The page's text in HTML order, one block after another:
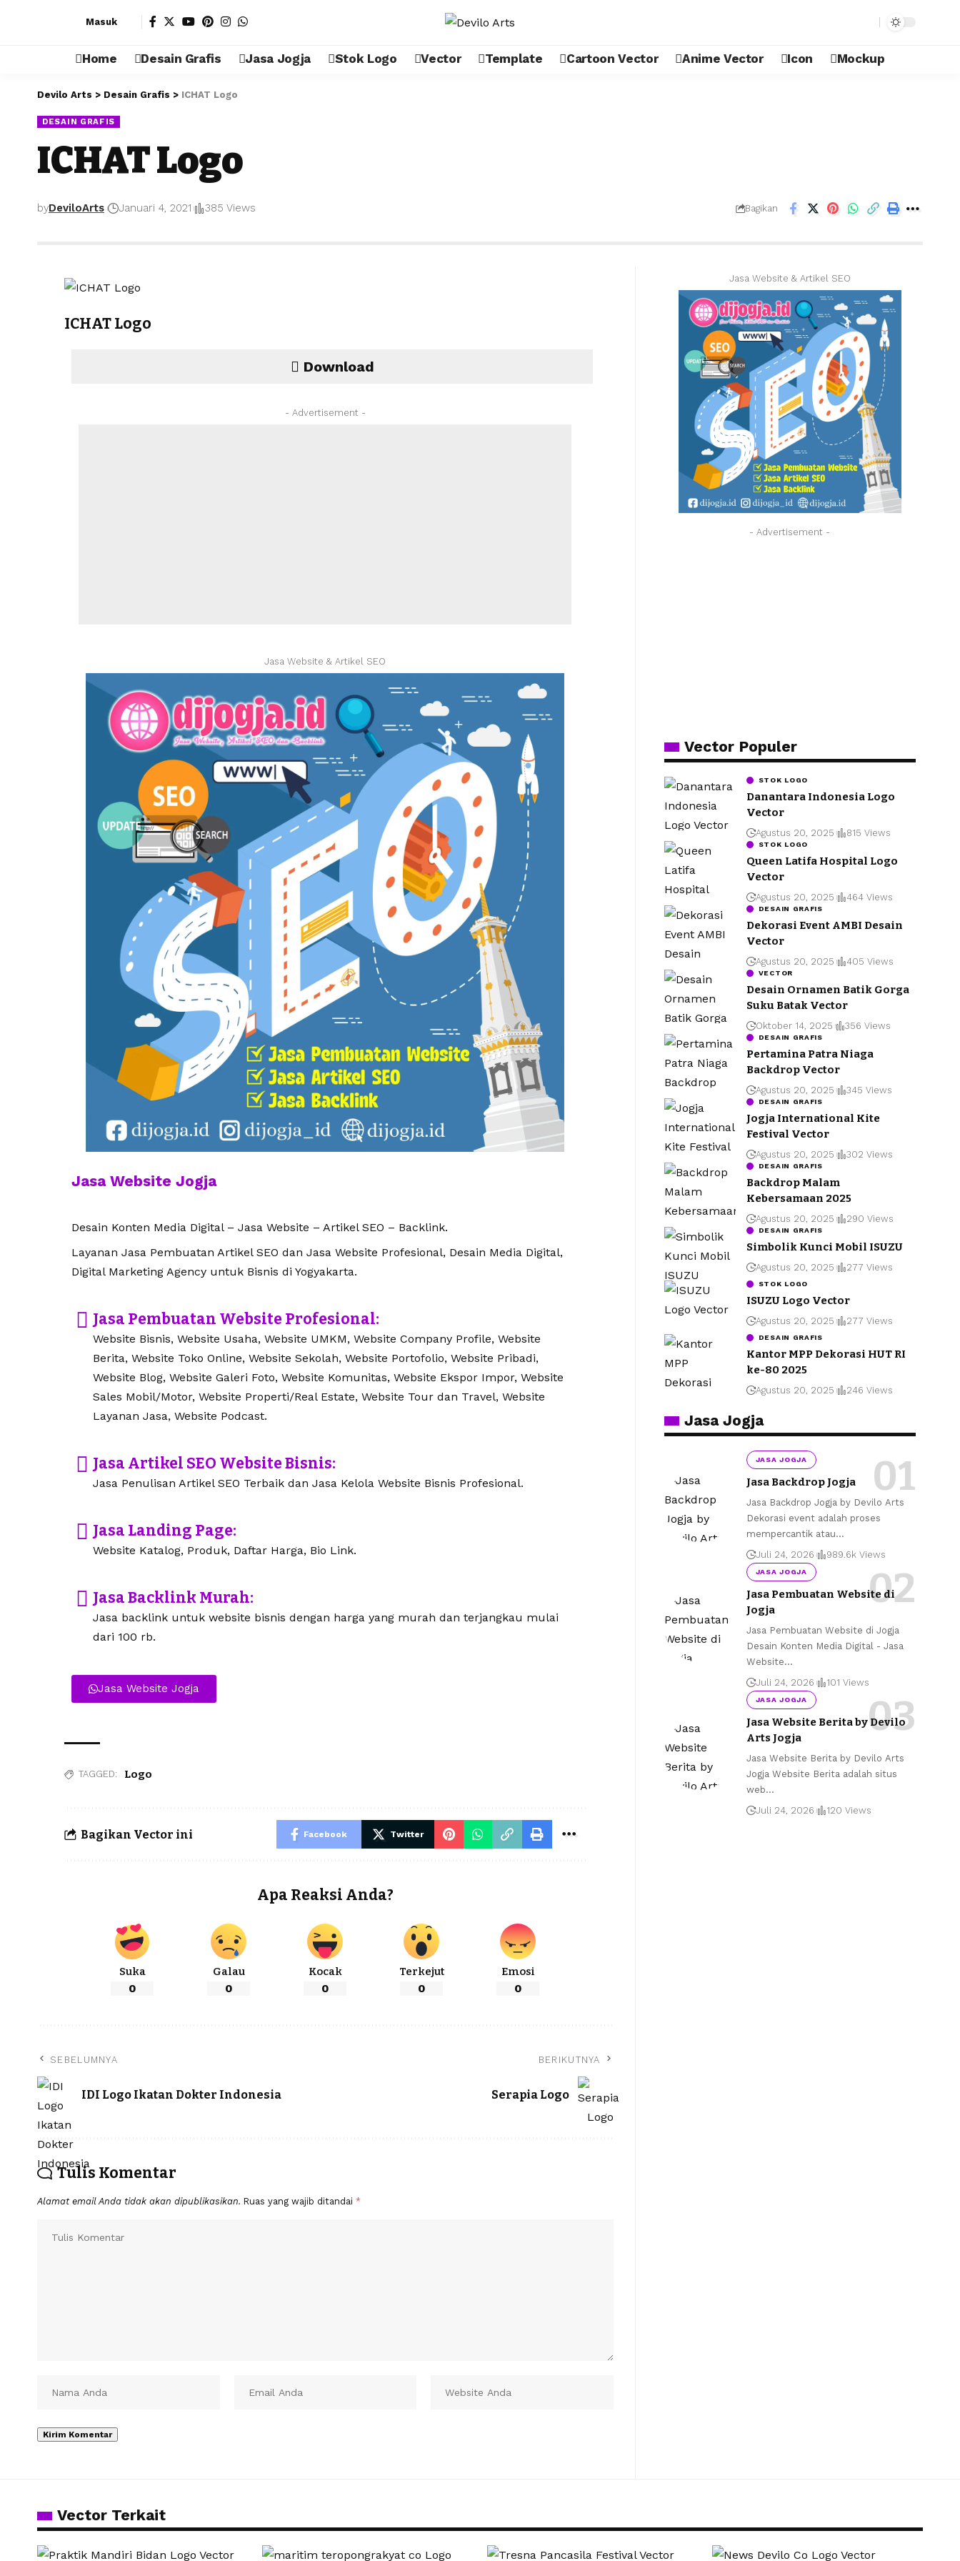
Masuk
Home Desain Grafis Jasa Jogja Stok Logo Vector Template Cartoon Vector Anime Vector Icon Mockup
Devilo Arts > Desain Grafis > ICHAT Logo
DESAIN GRAFIS
ICHAT Logo
byDeviloArts Januari 4, 2021 385 Views Bagikan
ICHAT Logo
Download
- Advertisement -
Jasa Website & Artikel SEO
Jasa Website Jogja
Desain Konten Media Digital – Jasa Website – Artikel SEO – Backlink.
Layanan Jasa Pembuatan Artikel SEO dan Jasa Website Profesional, Desain Media Digital,
Digital Marketing Agency untuk Bisnis di Yogyakarta.
Jasa Pembuatan Website Profesional:
Website Bisnis, Website Usaha, Website UMKM, Website Company Profile, Website
Berita, Website Toko Online, Website Sekolah, Website Portofolio, Website Pribadi,
Website Blog, Website Galeri Foto, Website Komunitas, Website Ekspor Impor, Website
Sales Mobil/Motor, Website Properti/Real Estate, Website Tour dan Travel, Website
Layanan Jasa, Website Podcast.
Jasa Artikel SEO Website Bisnis:
Jasa Penulisan Artikel SEO Terbaik dan Jasa Kelola Website Bisnis Profesional.
Jasa Landing Page:
Website Katalog, Produk, Daftar Harga, Bio Link.
Jasa Backlink Murah:
Jasa backlink untuk website bisnis dengan harga yang murah dan terjangkau mulai
dari 100 rb.
Jasa Website Jogja
TAGGED: Logo
Bagikan Vector ini Facebook Twitter
Apa Reaksi Anda?
Suka
0
Galau
0
Kocak
0
Terkejut
0
Emosi
0
SEBELUMNYA
IDI Logo Ikatan Dokter Indonesia
BERIKUTNYA
Serapia Logo
Tulis Komentar
Alamat email Anda tidak akan dipublikasikan. Ruas yang wajib ditandai *
Jasa Website & Artikel SEO
- Advertisement -
Vector Populer
STOK LOGO
Danantara Indonesia Logo
Vector
Agustus 20, 2025 815 Views
STOK LOGO
Queen Latifa Hospital Logo
Vector
Agustus 20, 2025 464 Views
DESAIN GRAFIS
Dekorasi Event AMBI Desain
Vector
Agustus 20, 2025 405 Views
VECTOR
Desain Ornamen Batik Gorga
Suku Batak Vector
Oktober 14, 2025 356 Views
DESAIN GRAFIS
Pertamina Patra Niaga
Backdrop Vector
Agustus 20, 2025 345 Views
DESAIN GRAFIS
Jogja International Kite
Festival Vector
Agustus 20, 2025 302 Views
DESAIN GRAFIS
Backdrop Malam
Kebersamaan 2025
Agustus 20, 2025 290 Views
DESAIN GRAFIS
Simbolik Kunci Mobil ISUZU
Agustus 20, 2025 277 Views
STOK LOGO
ISUZU Logo Vector
Agustus 20, 2025 277 Views
DESAIN GRAFIS
Kantor MPP Dekorasi HUT RI
ke-80 2025
Agustus 20, 2025 246 Views
Jasa Jogja
JASA JOGJA
Jasa Backdrop Jogja
Jasa Backdrop Jogja by Devilo Arts
Dekorasi event adalah proses
mempercantik atau…
Juli 24, 2026
989.6k Views
JASA JOGJA
Jasa Pembuatan Website di
Jogja
Jasa Pembuatan Website di Jogja
Desain Konten Media Digital - Jasa
Website…
Juli 24, 2026
101 Views
JASA JOGJA
Jasa Website Berita by Devilo
Arts Jogja
Jasa Website Berita by Devilo Arts
Jogja Website Berita adalah situs
web…
Juli 24, 2026
120 Views
Vector Terkait